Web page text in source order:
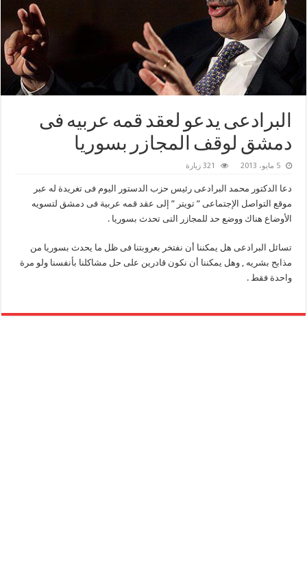
البرادعى يدعو لعقد قمه عربيه فى
دمشق لوقف المجازر بسوريا
5 مايو، 2013 321 زيارة
دعا الدكتور محمد البرادعى رئيس حزب الدستور اليوم فى تغريدة له عبر
موقع التواصل الإجتماعى ” تويتر ” إلى عقد قمه عربية فى دمشق لتسويه
الأوضاع هناك ووضع حد للمجازر التى تحدث بسوريا .
تسائل البرادعى هل يمكننا أن نفتخر بعروبتنا فى ظل ما يحدث بسوريا من
مذابح بشريه , وهل يمكننا أن نكون قادرين على حل مشاكلنا بأنفسنا ولو مرة
واحدة فقط .